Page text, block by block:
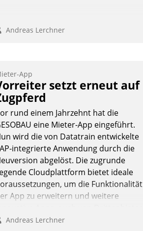
Andreas Lerchner
App
setzt erneut auf
rund einem Jahrzehnt hat die
eine Mieter-App eingeführt.
wird die von Datatrain entwickelte
integrierte Anwendung durch die
abgelöst. Die zugrunde
Cloudplattform bietet ideale
um die Funktionalität
App zu erweitern und weitere
SAP zu integrieren.
Andreas Lerchner